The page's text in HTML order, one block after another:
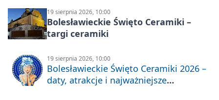
19 sierpnia 2026, 10:00
Bolesławieckie Święto Ceramiki –
targi ceramiki
19 sierpnia 2026, 10:00
Bolesławieckie Święto Ceramiki 2026 –
daty, atrakcje i najważniejsze